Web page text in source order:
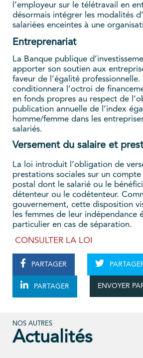
l’employeur sur le télétravail en
désormais intégrer les modalités
salariées enceintes à une
Entreprenariat
La Banque publique
apporter son soutien aux
faveur de l’égalité
conditionnera l’octroi de
en fonds propres au respect de
publication annuelle de l’index
homme/femme dans les
salariés.
Versement du salaire et
La loi introduit l’obligation de
prestations sociales sur un
postal dont le salarié ou le
détenteur ou le codétenteur.
gouvernement, cette disposition
les femmes de leur indépendance
particulier en cas de séparation.
CONSULTER LA LOI
PARTAGER
PARTAGER ENVOYER
NOS AUTRES
Actualités